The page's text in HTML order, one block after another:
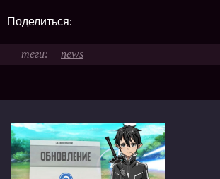
Поделиться:
news